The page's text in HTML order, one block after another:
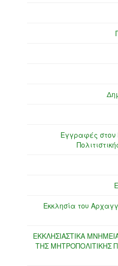
Εγγραφές στον
Εκκλησία του
ΕΚΚΛΗΣΙΑΣΤΙΚΑ
ΤΗΣ ΜΗΤΡΟΠΟΛΙΤΙΚΗΣ